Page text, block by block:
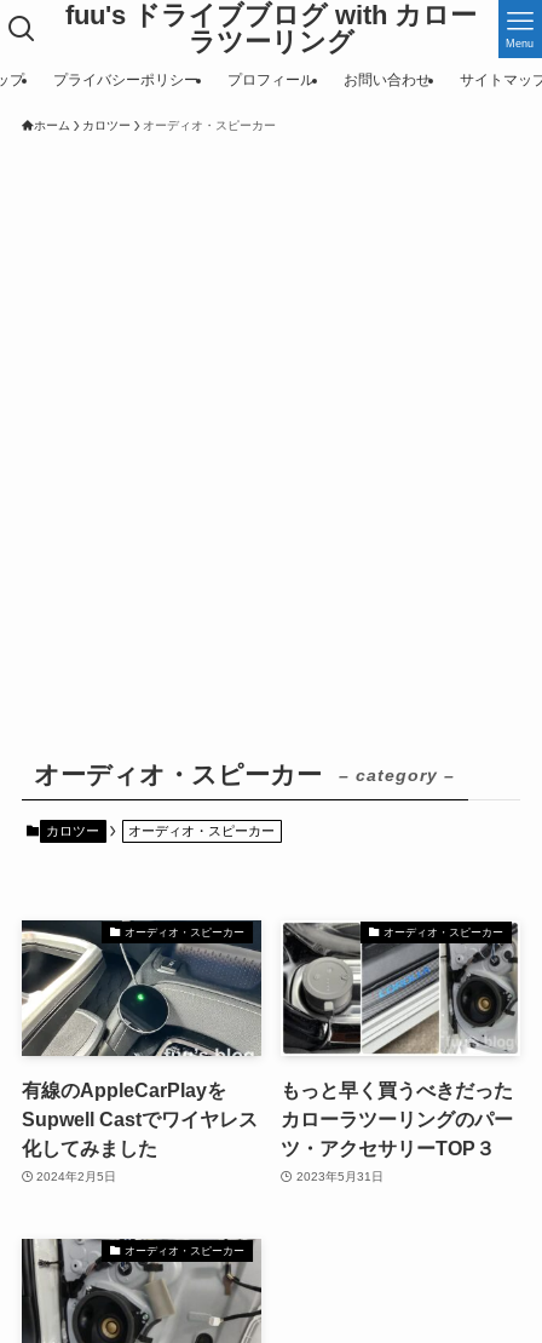
fuu's ドライブブログ with カロー
ラツーリング
Menu
プ プライバシーポリシー プロフィール お問い合わせ サイトマッ
ホーム カロツー オーディオ・スピーカー
オーディオ・スピーカー – category –
カロツー オーディオ・スピーカー
オーディオ・スピーカー
有線のAppleCarPlayを
Supwell Castでワイヤレス
化してみました
2024年2月5日
オーディオ・スピーカー
もっと早く買うべきだった
カローラツーリングのパー
ツ・アクセサリーTOP３
2023年5月31日
オーディオ・スピーカー